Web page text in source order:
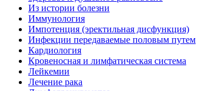
Из истории болезни
Иммунология
Импотенция (эректильная дисфункция)
Инфекции передаваемые половым путем
Кардиология
Кровеносная и лимфатическая система
Лейкемии
Лечение рака